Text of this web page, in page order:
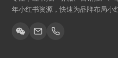
年小红书资源，快速为品牌布局小